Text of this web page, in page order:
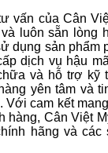
của Cân
luôn sẵn lòng
dụng sản phẩm
dịch vụ hậu
và hỗ trợ kỹ
yên tâm và
Với cam kết
hàng, Cân Việt
hãng và các